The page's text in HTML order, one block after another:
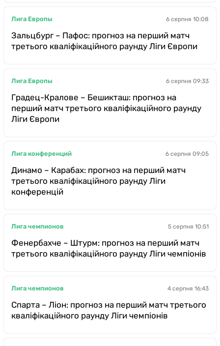
Лига Европы 6 серпня 10:08
Зальцбург – Пафос: прогноз на перший матч
третього кваліфікаційного раунду Ліги Європи
Лига Европы 6 серпня 09:33
Градец-Кралове – Бешикташ: прогноз на
перший матч третього кваліфікаційного раунду
Ліги Європи
Лига конференций 6 серпня 09:05
Динамо – Карабах: прогноз на перший матч
третього кваліфікаційного раунду Ліги
конференцій
Лига чемпионов 5 серпня 10:51
Фенербахче – Штурм: прогноз на перший матч
третього кваліфікаційного раунду Ліги чемпіонів
Лига чемпионов 4 серпня 16:43
Спарта – Ліон: прогноз на перший матч третього
кваліфікаційного раунду Ліги чемпіонів